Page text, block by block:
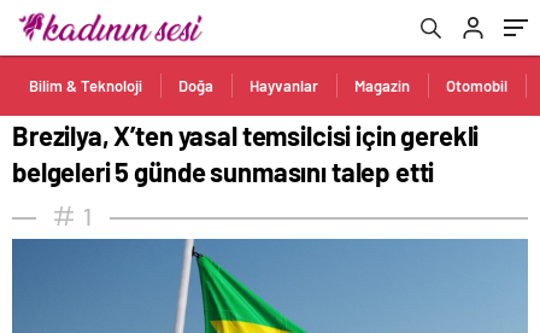
Bilim & Teknoloji Doğa Hayvanlar Magazin Otomobil
Brezilya, X’ten yasal temsilcisi için gerekli
belgeleri 5 günde sunmasını talep etti
1